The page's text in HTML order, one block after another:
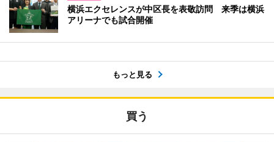
横浜エクセレンスが中区長を表敬訪問 来季は横浜
アリーナでも試合開催
もっと見る
買う